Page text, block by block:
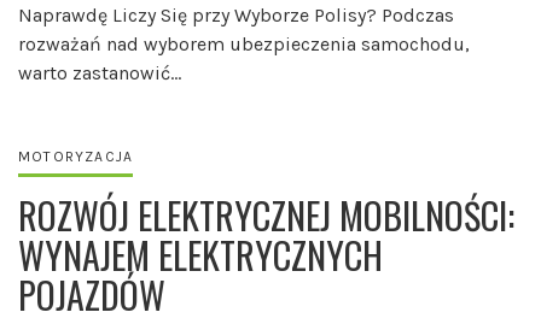
Naprawdę Liczy Się przy Wyborze Polisy? Podczas
rozważań nad wyborem ubezpieczenia samochodu,
warto zastanowić…
MOTORYZACJA
ROZWÓJ ELEKTRYCZNEJ MOBILNOŚCI:
WYNAJEM ELEKTRYCZNYCH
POJAZDÓW